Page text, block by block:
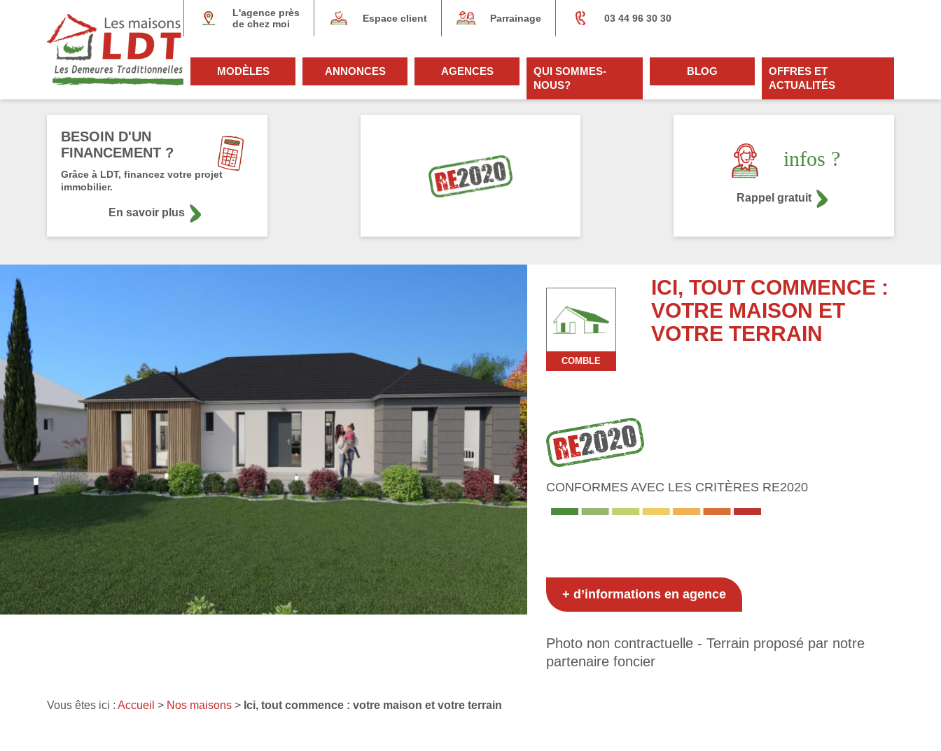
L'agence près
de chez moi
Espace client Parrainage 03 44 96 30 30
MODÈLES ANNONCES AGENCES
QUI SOMMES-
NOUS?
BLOG
OFFRES ET
ACTUALITÉS
BESOIN D'UN
FINANCEMENT ?
Grâce à LDT, financez votre projet
immobilier.
En savoir plus
infos ?
Rappel gratuit
COMBLE
ICI, TOUT COMMENCE :
VOTRE MAISON ET
VOTRE TERRAIN
CONFORMES AVEC LES CRITÈRES RE2020
+ d’informations en agence
Photo non contractuelle - Terrain proposé par notre
partenaire foncier
Vous êtes ici :Accueil > Nos maisons > Ici, tout commence : votre maison et votre terrain